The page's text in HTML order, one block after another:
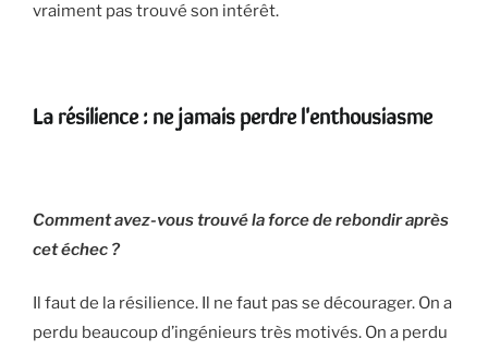
vraiment pas trouvé son intérêt.
La résilience : ne jamais perdre l'enthousiasme
Comment avez-vous trouvé la force de rebondir après
cet échec ?
Il faut de la résilience. Il ne faut pas se décourager. On a
perdu beaucoup d’ingénieurs très motivés. On a perdu